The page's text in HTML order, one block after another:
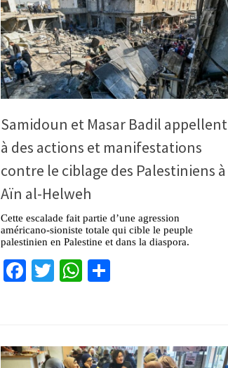
Samidoun et Masar Badil appellent
à des actions et manifestations
contre le ciblage des Palestiniens à
Aïn al-Helweh
Cette escalade fait partie d’une agression
américano-sioniste totale qui cible le peuple
palestinien en Palestine et dans la diaspora.
Facebook
TwitterWhatsApp